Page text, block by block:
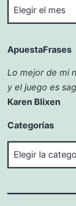
ApuestaFrases
Lo mejor de mi
y el juego es
Karen Blixen
Categorías